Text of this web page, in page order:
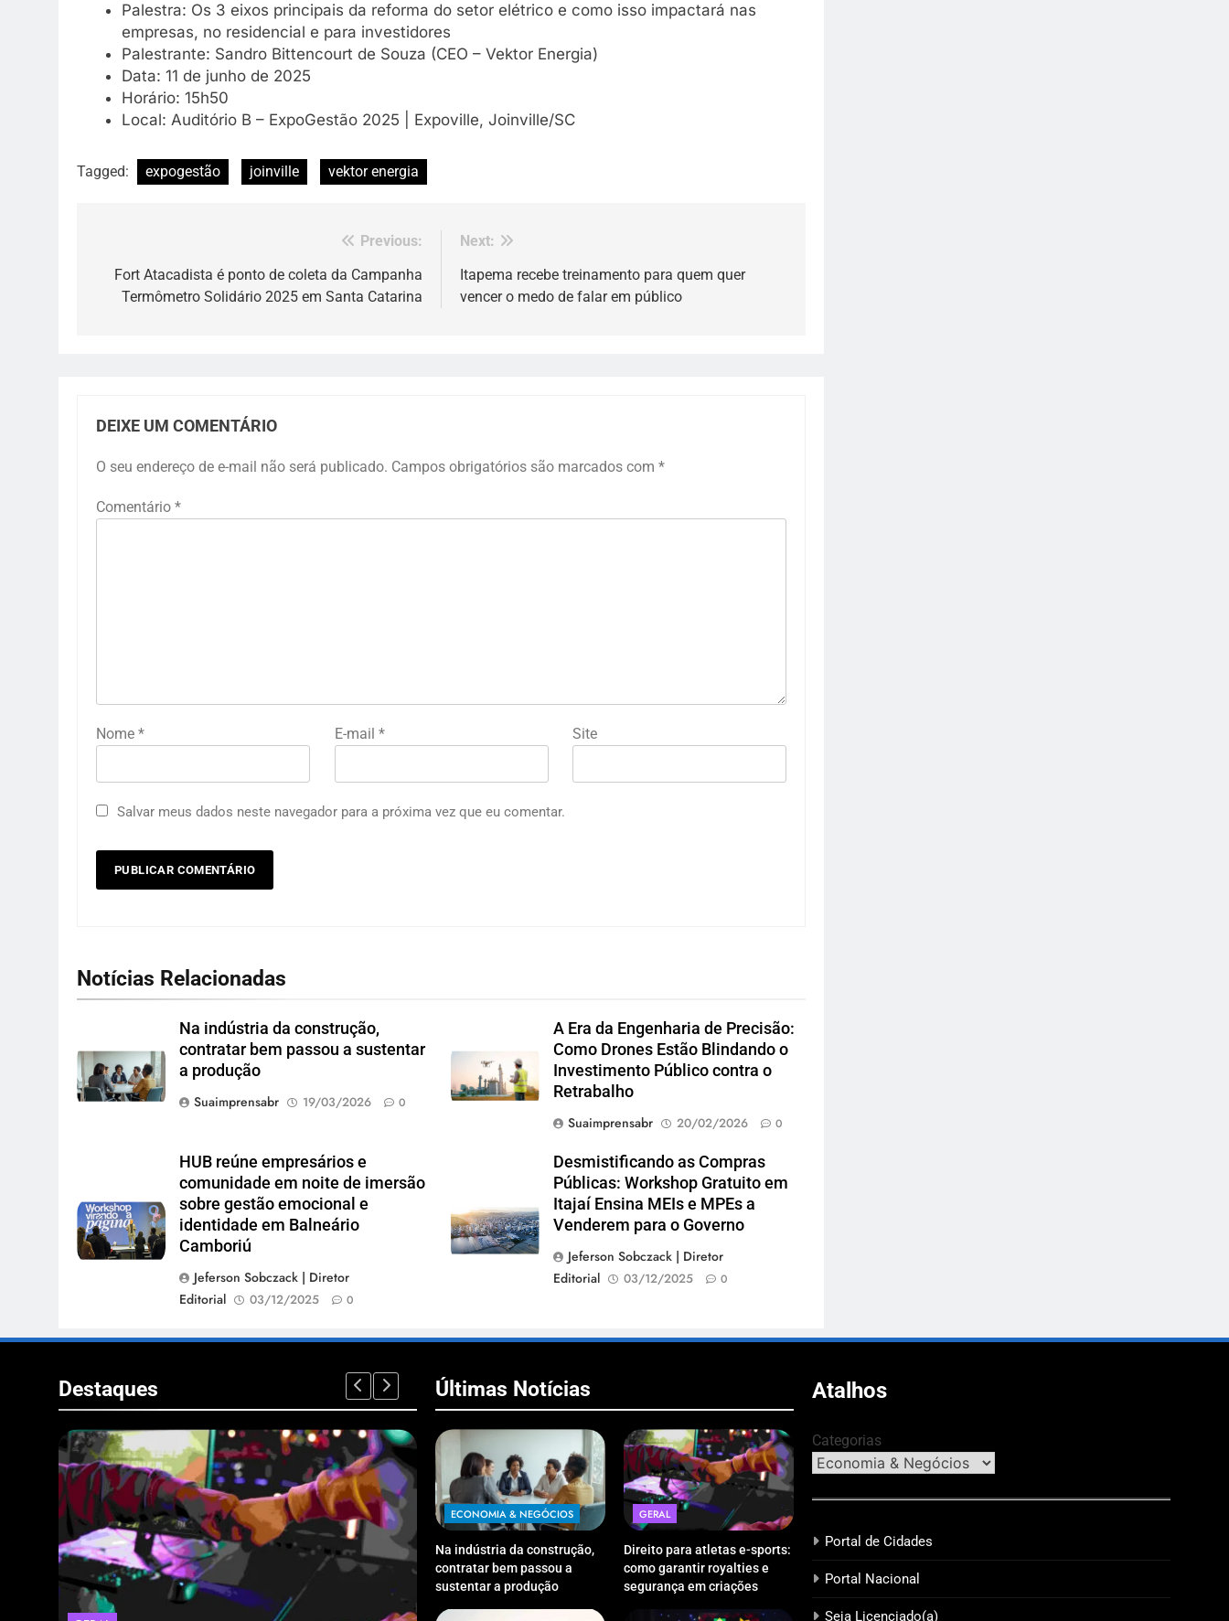
Palestra: Os 3 eixos principais da reforma do setor elétrico e como isso impactará nas
empresas, no residencial e para investidores
Palestrante: Sandro Bittencourt de Souza (CEO – Vektor Energia)
Data: 11 de junho de 2025
Horário: 15h50
Local: Auditório B – ExpoGestão 2025 | Expoville, Joinville/SC
Tagged: expogestão joinville vektor energia
de
Previous:
Fort Atacadista é ponto de coleta da Campanha
Termômetro Solidário 2025 em Santa Catarina
Next:
Itapema recebe treinamento para quem quer
vencer o medo de falar em público
DEIXE UM COMENTÁRIO
O seu endereço de e-mail não será publicado. Campos obrigatórios são marcados com *
Comentário *
Nome * E-mail * Site
Salvar meus dados neste navegador para a próxima vez que eu comentar.
Notícias Relacionadas
Na indústria da construção,
contratar bem passou a sustentar
a produção
Suaimprensabr
19/03/2026 0
A Era da Engenharia de Precisão:
Como Drones Estão Blindando o
Investimento Público contra o
Retrabalho
Suaimprensabr
20/02/2026 0
HUB reúne empresários e
comunidade em noite de imersão
sobre gestão emocional e
identidade em Balneário
Camboriú
Jeferson Sobczack | Diretor
Editorial
03/12/2025 0
Desmistificando as Compras
Públicas: Workshop Gratuito em
Itajaí Ensina MEIs e MPEs a
Venderem para o Governo
Jeferson Sobczack | Diretor
Editorial
03/12/2025 0
Destaques Últimas Notícias
ECONOMIA & NEGÓCIOS
Na indústria da construção,
contratar bem passou a
sustentar a produção
GERAL
Direito para atletas e-sports:
como garantir royalties e
segurança em criações
Atalhos
Categorias
Portal de Cidades
Portal Nacional
Seja Licenciado(a)